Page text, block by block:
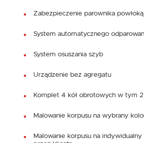
Zabezpieczenie parownika
System automatycznego
System osuszania szyb
Urządzenie bez agregatu
Komplet 4 kół obrotowych w tym
Malowanie korpusu na wybrany
Malowanie korpusu na